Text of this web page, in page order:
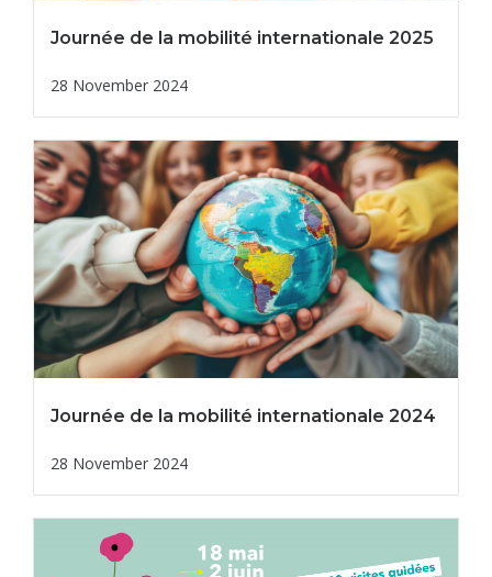
Journée de la mobilité internationale 2025
28 November 2024
Journée de la mobilité internationale 2024
28 November 2024